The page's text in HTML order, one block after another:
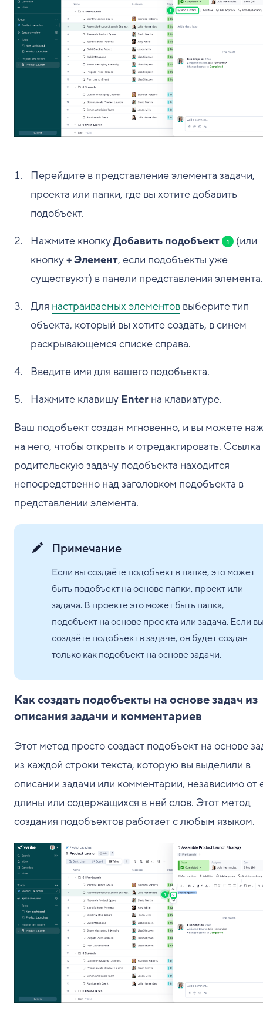
Перейдите в представление элемента задачи,
проекта или папки, где вы хотите добавить
подобъект.
Нажмите кнопкуДобавить подобъект 1
(или
кнопку+ Элемент, если подобъекты уже
существуют) в панели представления элемента.
Для настраиваемых элементов выберите тип
объекта, который вы хотите создать, в синем
раскрывающемся списке справа.
Введите имя для вашего подобъекта.
Нажмите клавишу Enter на клавиатуре.
Ваш подобъект создан мгновенно, и вы можете
на него, чтобы открыть и отредактировать. Ссылка
родительскую задачу подобъекта находится
непосредственно над заголовком подобъекта в
представлении элемента.
Примечание
Если вы создаёте подобъект в папке, это может
быть подобъект на основе папки, проект или
задача. В проекте это может быть папка,
подобъект на основе проекта или задача. Если
создаёте подобъект в задаче, он будет создан
только как подобъект на основе задачи.
Как создать подобъекты на основе задач из
описания задачи и комментариев
Этот метод просто создаст подобъект на основе
из каждой строки текста, которую вы выделили в
описании задачи или комментарии, независимо от
длины или содержащихся в ней слов. Этот метод
создания подобъектов работает с любым языком.